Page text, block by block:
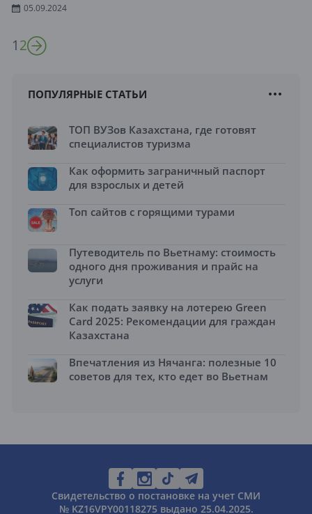
05.09.2024
12
ПОПУЛЯРНЫЕ СТАТЬИ
ТОП ВУЗов Казахстана, где готовят
специалистов туризма
Как оформить заграничный паспорт
для взрослых и детей
Топ сайтов с горящими турами
Путеводитель по Вьетнаму: стоимость
одного дня проживания и прайс на
услуги
Как подать заявку на лотерею Green
Card 2025: Рекомендации для граждан
Казахстана
Впечатления из Нячанга: полезные 10
советов для тех, кто едет во Вьетнам
Свидетельство о постановке на учет СМИ
№ KZ16VPY00118275 выдано 25.04.2025.